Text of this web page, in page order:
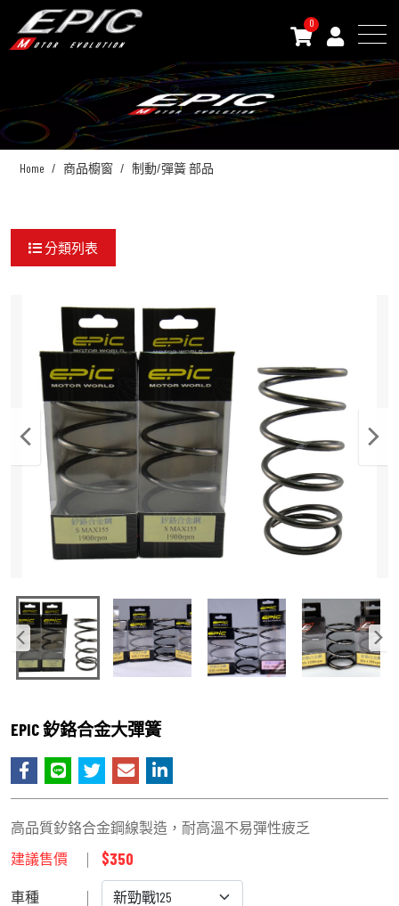
0
Home 商品櫥窗 制動/彈簧 部品
分類列表
EPIC 釸鉻合金大彈簧
高品質釸鉻合金鋼線製造，耐高溫不易彈性疲乏
建議售價
$350
車種